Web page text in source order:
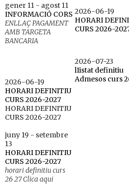
gener 11 - agost 11
INFORMACIÓ CORS
ENLLAÇ PAGAMENT
AMB TARGETA
BANCARIA
2026-06-19
HORARI DEFINITIU
CURS 2026-2027
HORARI DEFINITIU
CURS 2026-2027
juny 19 - setembre
13
HORARI DEFINITIU
CURS 2026-2027
horari definitiu curs
26 27 Clica aqui
2026-06-19
HORARI
CURS 2026-
2026-07-23
lIistat definitiu
Admesos curs